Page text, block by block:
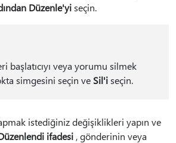
Düzenle'yiseçin.
başlatıcıyı veya yorumu silmek
simgesini seçin ve Sil'iseçin.
istediğiniz değişiklikleri yapın ve
ifadesi , gönderinin veya